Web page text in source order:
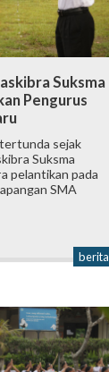
Suksma
Pengurus
sejak
Suksma
pelantikan pada
SMA
berita